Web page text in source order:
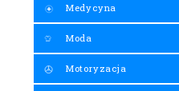
Medycyna
Moda
Motoryzacja